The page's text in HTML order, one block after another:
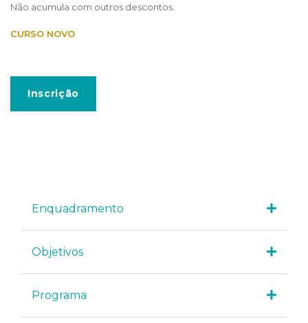
Não acumula com outros descontos.
CURSO NOVO
Inscrição
Enquadramento
Objetivos
Programa